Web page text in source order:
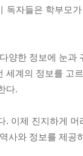
독자들은 학부모
양한 정보에 눈
세계의 정보를 고
다.
. 이제 진지하게
사와 정보를 제공